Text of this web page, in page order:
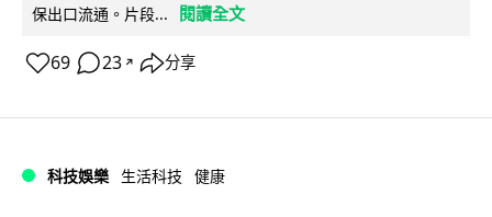
保出口流通。片段...
閱讀全文
69 23 ↗ 分享
科技娛樂 生活科技 健康